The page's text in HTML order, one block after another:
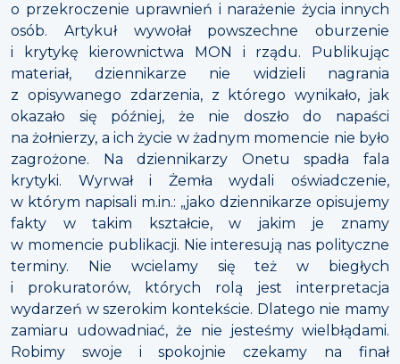
o przekroczenie uprawnień i narażenie życia innych
osób. Artykuł wywołał powszechne oburzenie
i krytykę kierownictwa MON i rządu. Publikując
materiał, dziennikarze nie widzieli nagrania
z opisywanego zdarzenia, z którego wynikało, jak
okazało się później, że nie doszło do napaści
na żołnierzy, a ich życie w żadnym momencie nie było
zagrożone. Na dziennikarzy Onetu spadła fala
krytyki. Wyrwał i Żemła wydali oświadczenie,
w którym napisali m.in.: „jako dziennikarze opisujemy
fakty w takim kształcie, w jakim je znamy
w momencie publikacji. Nie interesują nas polityczne
terminy. Nie wcielamy się też w biegłych
i prokuratorów, których rolą jest interpretacja
wydarzeń w szerokim kontekście. Dlatego nie mamy
zamiaru udowadniać, że nie jesteśmy wielbłądami.
Robimy swoje i spokojnie czekamy na finał